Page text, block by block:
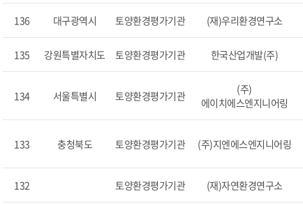
136 대구광역시 토양환경평가기관 (재)우리환경연구소
135 강원특별자치도 토양환경평가기관 한국산업개발(주)
134 서울특별시 토양환경평가기관
(주)
에이치에스엔지니어링
133 충청북도 토양환경평가기관 (주)지엔에스엔지니어링
132 토양환경평가기관 (재)자연환경연구소